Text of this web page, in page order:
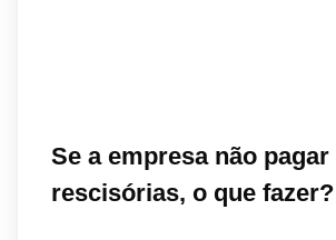
Se a empresa não
rescisórias, o que fazer?